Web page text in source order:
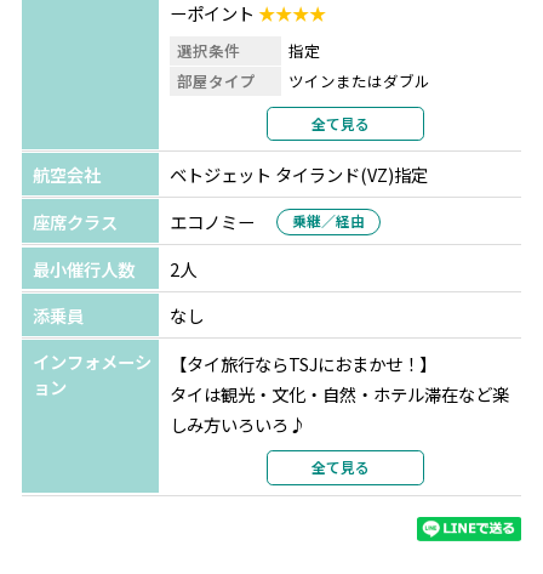
ーポイント ★★★★
選択条件
指定
部屋タイプ
ツインまたはダブル
2名1室利用
部屋カテゴリ
部屋指定なし
全て見る
航空会社
ベトジェット タイランド(VZ)指定
座席クラス
エコノミー 乗継／経由
最小催行人数
2人
添乗員
なし
インフォメーシ
ョン
【タイ旅行ならTSJにおまかせ！】
タイは観光・文化・自然・ホテル滞在など楽
しみ方いろいろ♪
ホテル変更やビーチ＆シティーの周遊など、
予算やご希望に合わせてアレンジ可能です！
全て見る